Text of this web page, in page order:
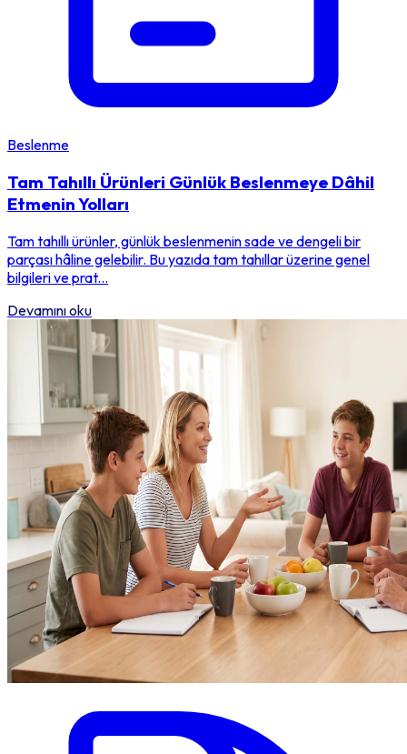
Beslenme
Tam Tahıllı Ürünleri Günlük Beslenmeye Dâhil
Etmenin Yolları
Tam tahıllı ürünler, günlük beslenmenin sade ve dengeli bir
parçası hâline gelebilir. Bu yazıda tam tahıllar üzerine genel
bilgileri ve prat...
Devamını oku